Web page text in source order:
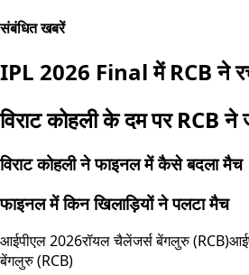
संबंधित खबरें
IPL 2026 Final में RCB ने
विराट कोहली के दम पर RCB
विराट कोहली ने फाइनल में कैसे बदला मैच
फाइनल में किन खिलाड़ियों ने पलटा मैच
आईपीएल 2026रॉयल चैलेंजर्स बेंगलुरु (RCB)
बेंगलुरु (RCB)